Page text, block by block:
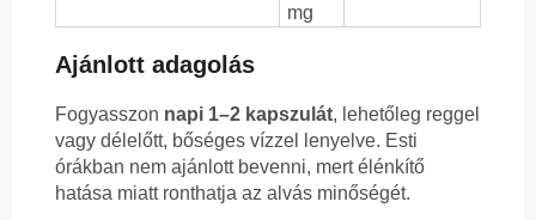
mg
Ajánlott adagolás
Fogyasszon napi 1–2 kapszulát, lehetőleg reggel
vagy délelőtt, bőséges vízzel lenyelve. Esti
órákban nem ajánlott bevenni, mert élénkítő
hatása miatt ronthatja az alvás minőségét.